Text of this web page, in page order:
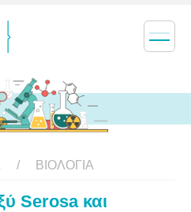
ΒΙΟΛΟΓΊΑ
Serosa και